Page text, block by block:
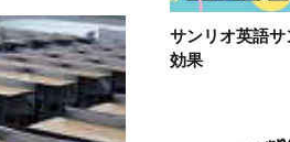
サンリオ英語
効果